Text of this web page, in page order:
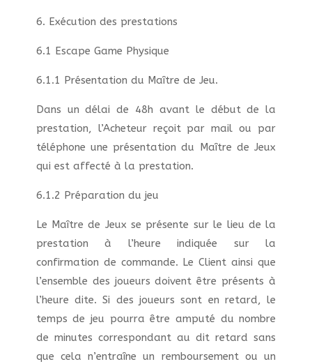
6. Exécution des prestations
6.1 Escape Game Physique
6.1.1 Présentation du Maître de Jeu.
Dans un délai de 48h avant le début de la
prestation, l’Acheteur reçoit par mail ou par
téléphone une présentation du Maître de Jeux
qui est affecté à la prestation.
6.1.2 Préparation du jeu
Le Maître de Jeux se présente sur le lieu de la
prestation à l’heure indiquée sur la
confirmation de commande. Le Client ainsi que
l’ensemble des joueurs doivent être présents à
l’heure dite. Si des joueurs sont en retard, le
temps de jeu pourra être amputé du nombre
de minutes correspondant au dit retard sans
que cela n’entraîne un remboursement ou un